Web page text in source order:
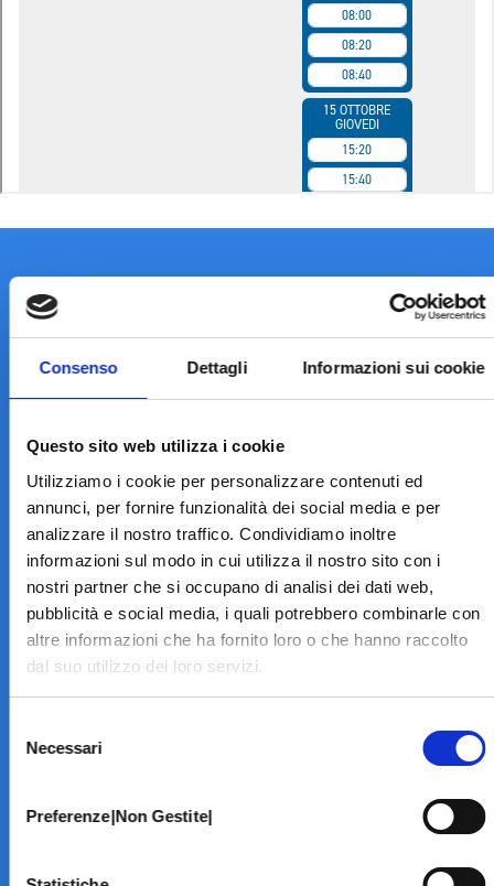
Consenso Dettagli Informazioni sui cookie
Questo sito web utilizza i cookie
Utilizziamo i cookie per personalizzare contenuti ed
annunci, per fornire funzionalità dei social media e per
analizzare il nostro traffico. Condividiamo inoltre
informazioni sul modo in cui utilizza il nostro sito con i
nostri partner che si occupano di analisi dei dati web,
pubblicità e social media, i quali potrebbero combinarle con
altre informazioni che ha fornito loro o che hanno raccolto
dal suo utilizzo dei loro servizi.
delNecessari
Preferenze|Non Gestite|
LA STRUTTURA
Informazioni
Contatti
Specialità
Home Page
PRENOTA ON LINE
INFORMATIVE
Home Page
Modello 231
Amministrazione Trasparente